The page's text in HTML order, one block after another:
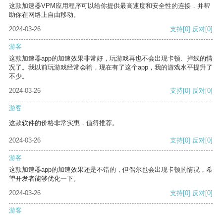
这款加速器VPM应用程序可以给你提供最高速度和安全性的连接，并帮
助你在网络上自由移动。
2024-03-26
支持[0] 反对[0]
游客
这款加速器app的加速效果非常好，玩游戏再也不会出现卡顿、掉线的情
况了。我以前玩游戏经常会输，现在有了这个app，我的游戏水平提升了
不少。
2024-03-26
支持[0] 反对[0]
游客
这款软件的价格非常实惠，值得推荐。
2024-03-26 支持[0] 反对[0]
游客
这款加速器app的加速效果还是不错的，但偶尔也会出现卡顿的情况，希
望开发者能够优化一下。
2024-03-26
支持[0] 反对[0]
游客